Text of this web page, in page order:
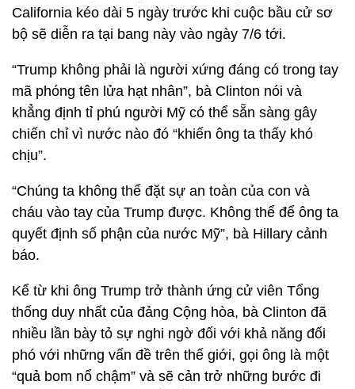
California kéo dài 5 ngày trước khi cuộc bầu cử sơ
bộ sẽ diễn ra tại bang này vào ngày 7/6 tới.
“Trump không phải là người xứng đáng có trong tay
mã phóng tên lửa hạt nhân”, bà Clinton nói và
khẳng định tỉ phú người Mỹ có thể sẵn sàng gây
chiến chỉ vì nước nào đó “khiến ông ta thấy khó
chịu”.
“Chúng ta không thể đặt sự an toàn của con và
cháu vào tay của Trump được. Không thể để ông ta
quyết định số phận của nước Mỹ”, bà Hillary cảnh
báo.
Kể từ khi ông Trump trở thành ứng cử viên Tổng
thống duy nhất của đảng Cộng hòa, bà Clinton đã
nhiều lần bày tỏ sự nghi ngờ đối với khả năng đối
phó với những vấn đề trên thế giới, gọi ông là một
“quả bom nổ chậm” và sẽ cản trở những bước đi